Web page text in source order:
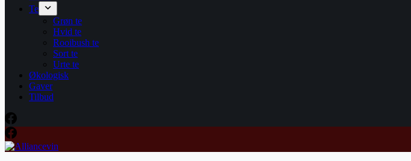
Te
Grøn te
Hvid te
Rooibush te
Sort te
Urte te
Økologisk
Gaver
Tilbud